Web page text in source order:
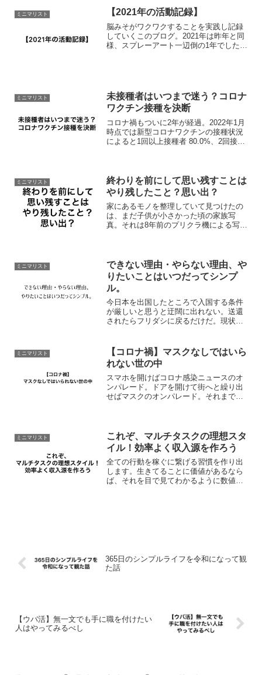
ミニマリスト 【2021年の活動記録】
脳みそがワクワクすることを実践し記録
していくこのブログ。2021年は昨年と同
様、スプレーアート一辺倒の1年でした。
ミニマリスト
未接種者はいつまで迷う？コロナ
ワクチン接種を決断
コロナ禍もついに2年が経過。2022年1月
時点では新型コロナワクチンの接種状況
によると1回以上接種者 80.0%、2回接種
ミニマリスト
終わりを前にして思い残すことは
やり残したこと？思い出？
家にあるモノを整理していて見つけたの
は、まだ子供が小さかった頃の家族写
真。それは8年前のプリクラ機による写真
に、何もない部屋やモノを...
ミニマリスト
できない理由・やらない理由、や
りたいことはいつだってシンプ
ル。
今日本を出国したところで入国する条件
が厳しいと思うと迂闊に出れない。送還
されたらフリダシに戻るだけだ。現状、
とものすごく心がうずうずしてくるのは
間違いないが。家を出て外...
ミニマリスト
【コロナ禍】マスクなしではいら
れない世の中
スマホを開けばコロナ感染ニュースのオ
ンパレード。ドアを開けて街へと繰り出
せばマスクのオンパレード。それまでは
ね。一時期マスクの転売によ...
ミニマリスト
これぞ、マルチタスクの理想スタ
イル！効率よく収入源を作ろう
全ての行動を稼ぐに繋げる習慣を作り出
します。生きてることに価値があるなら
ば、それを目で見てわかるように数値化
365日のシンプルライフを令和になって観
た話
【ウバ活】無一文でも手に職を付けたい
人はやってみるべし